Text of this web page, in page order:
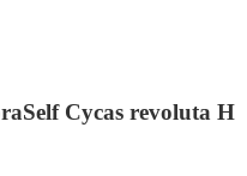
Cycas revoluta H